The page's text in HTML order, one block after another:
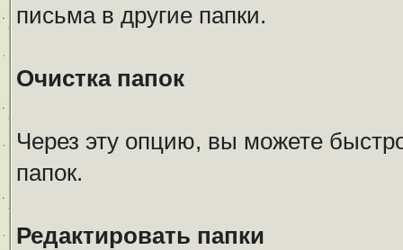
письма в другие папки.
Очистка папок
Через эту опцию, вы можете
папок.
Редактировать папки